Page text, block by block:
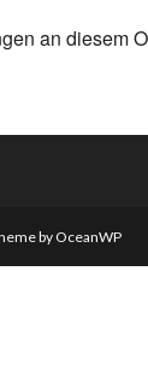
an diesem
by OceanWP